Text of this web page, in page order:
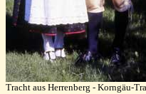
Tracht aus Herrenberg - Korngäu-